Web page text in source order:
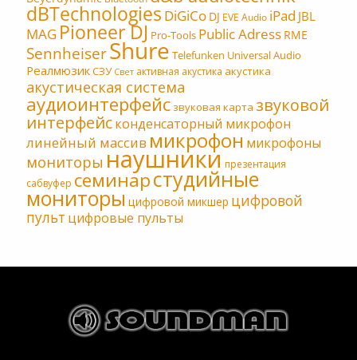
dBTechnologies DiGiCo DJ EVE Audio iPad JBL
MAG Pioneer DJ Pro-Tools Public Adress RME
SennheiserShure Telefunken Universal Audio
РеалмюзикСЗУ Свет активная акустика акустика
акустическая система
аудиоинтерфейс звуковая карта звуковой
интерфейсконденсаторный микрофон
линейный массив микрофон микрофоны
мониторы наушники презентация
сабвуфер семинарстудийные
мониторы цифровой микшер цифровой
пульт цифровые пульты